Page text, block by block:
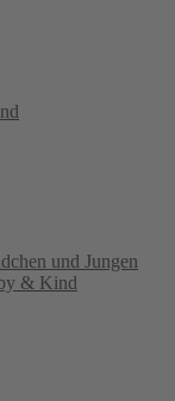
und Jungen
& Kind